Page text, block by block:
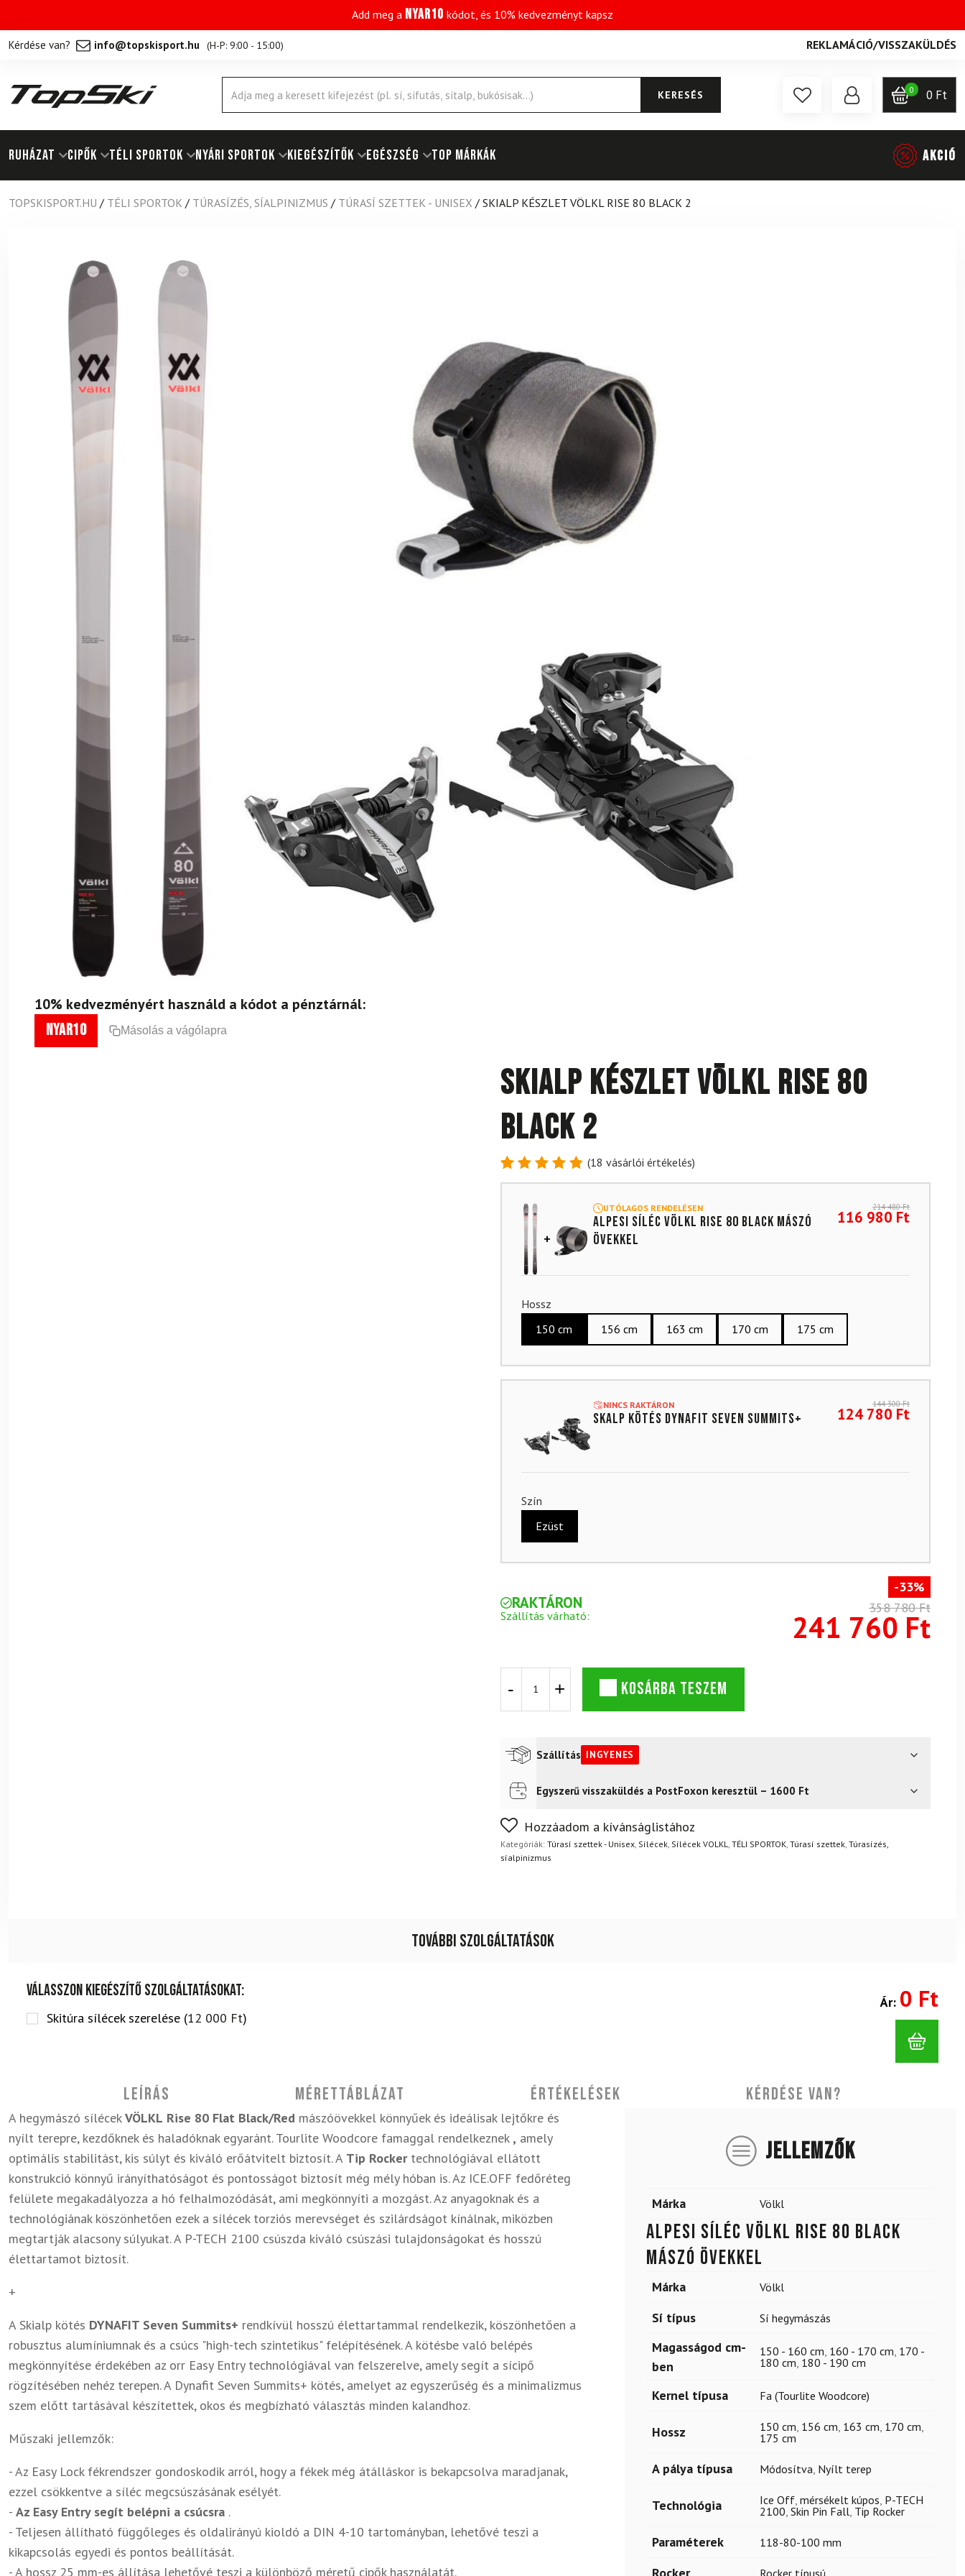
Add meg a NYAR10 kódot, és 10% kedvezményt kapsz
Kérdése van? info@topskisport.hu (H-P: 9:00 - 15:00) REKLAMÁCIÓ/VISSZAKÜLDÉS
Products
search
KERESÉS 0 0 Ft
RUHÁZAT Cipők TÉLI SPORTOK NYÁRI SPORTOK KIEGÉSZÍTŐK EGÉSZSÉG Top márkák AKCIÓ
TOPSKISPORT.HU / TÉLI SPORTOK / TÚRASÍZÉS, SÍALPINIZMUS / TÚRASÍ SZETTEK - UNISEX / SKIALP KÉSZLET VÖLKL RISE 80 BLACK 2
10% kedvezményért használd a kódot a pénztárnál:
nyar10 Másolás a vágólapra
Skialp készlet VÖLKL Rise 80
Black 2
Értékelés
5-ből,
18
értékelés
alapján
(18 vásárlói értékelés)
UTÓLAGOS RENDELÉSEN
Alpesi síléc VÖLKL Rise 80 Black mászó
övekkel
214 480Ft
116 980 Ft
Hossz
150 cm
156 cm 163 cm 170 cm 175 cm
NINCS RAKTÁRON
Skalp kötés DYNAFIT Seven Summits+
144 300Ft
124 780 Ft
Szín
Ezüst
RAKTÁRON
Szállítás várható:
-33%
358 780 Ft
241 760 Ft
készlet
Black
KOSÁRBA TESZEM
Szállítás INGYENES
Futár a címreIngyenes
Egyszerű visszaküldés a PostFoxon keresztül – 1600 Ft
Nem biztos a választásában? Semmi gond – a terméket egyszerűen visszaküldheti 14
napon belül, indoklás nélkül.Mik a visszaküldés feltételei?
Hozzáadom a kívánságlistához
Kategóriák: Túrasí szettek - Unisex, Sílécek, Sílécek VOLKL TÉLI SPORTOK, Túrasí szettek, Túrasízés,
síalpinizmus
További szolgáltatások
Válasszon kiegészítő szolgáltatásokat:
Skitúra sílécek szerelése (12 000 Ft)
Ár: 0 Ft
Leírás Mérettáblázat Értékelések Kérdése van?
A hegymászó sílécekVÖLKL Rise 80 Flat Black/Red mászóövekkel könnyűek és ideálisak lejtőkre és
nyílt terepre, kezdőknek és haladóknak egyaránt. Tourlite Woodcore famaggal rendelkeznek , amely
optimális stabilitást, kis súlyt és kiváló erőátvitelt biztosít. A Tip Rockertechnológiával ellátott
konstrukció könnyű irányíthatóságot és pontosságot biztosít még mély hóban is. Az ICE.OFF fedőréteg
felülete megakadályozza a hó felhalmozódását, ami megkönnyíti a mozgást. Az anyagoknak és a
technológiának köszönhetően ezek a sílécek torziós merevséget és szilárdságot kínálnak, miközben
megtartják alacsony súlyukat. A P-TECH 2100 csúszda kiváló csúszási tulajdonságokat és hosszú
élettartamot biztosít.
+
A Skialp kötés DYNAFIT Seven Summits+ rendkívül hosszú élettartammal rendelkezik, köszönhetően a
robusztus alumíniumnak és a csúcs "high-tech szintetikus" felépítésének. A kötésbe való belépés
megkönnyítése érdekében az orr Easy Entry technológiával van felszerelve, amely segít a sícipő
rögzítésében nehéz terepen. A Dynafit Seven Summits+ kötés, amelyet az egyszerűség és a minimalizmus
szem előtt tartásával készítettek, okos és megbízható választás minden kalandhoz.
Műszaki jellemzők:
- Az Easy Lock fékrendszer gondoskodik arról, hogy a fékek még átálláskor is bekapcsolva maradjanak,
ezzel csökkentve a síléc megcsúszásának esélyét.
- Az Easy Entry segít belépni a csúcsra .
- Teljesen állítható függőleges és oldalirányú kioldó a DIN 4-10 tartományban, lehetővé teszi a
kikapcsolás egyedi és pontos beállítását.
- A hossz 25 mm-es állítása lehetővé teszi a különböző méretű cipők használatát.
JELLEMZŐK
Márka Völkl
Alpesi síléc VÖLKL Rise 80 Black
mászó övekkel
Márka Völkl
Sí típus Sí hegymászás
Magasságod cm-
ben
150 - 160 cm, 160 - 170 cm, 170 -
180 cm, 180 - 190 cm
Kernel típusa Fa (Tourlite Woodcore)
Hossz 150 cm, 156 cm, 163 cm, 170 cm,
175 cm
A pálya típusa Módosítva, Nyílt terep
Technológia Ice Off, mérsékelt kúpos, P-TECH
2100, Skin Pin Fall, Tip Rocker
Paraméterek 118-80-100 mm
Rocker típusú